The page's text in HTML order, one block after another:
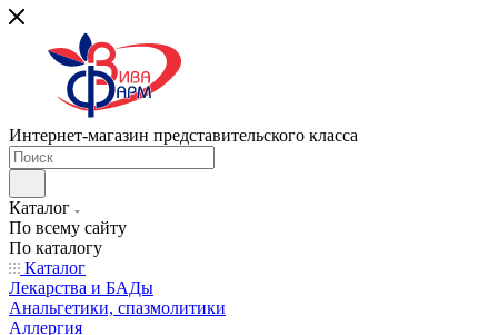
Интернет-магазин представительского класса
Каталог
По всему сайту
По каталогу
Каталог
Лекарства и БАДы
Анальгетики, спазмолитики
Аллергия